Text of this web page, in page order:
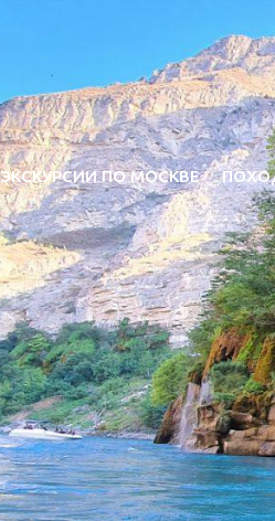
ЭКСКУРСИИ ПО МОСКВЕ